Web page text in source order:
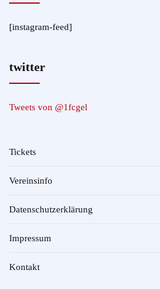
[instagram-feed]
twitter
Tweets von @1fcgel
Tickets
Vereinsinfo
Datenschutzerklärung
Impressum
Kontakt